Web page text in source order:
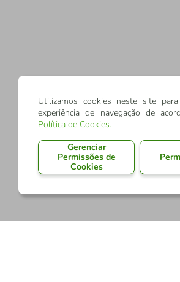
Utilizamos cookies neste site
experiência de navegação de
Política de Cookies.
Gerenciar
Permissões de
Cookies